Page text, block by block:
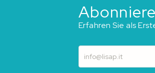
Erfahren Sie als